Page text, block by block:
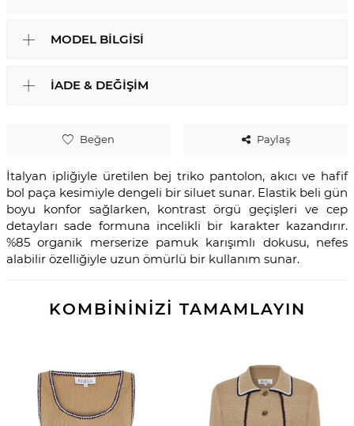
Beğen Paylaş
İtalyan ipliğiyle üretilen bej triko pantolon, akıcı ve hafif
bol paça kesimiyle dengeli bir siluet sunar. Elastik beli gün
boyu konfor sağlarken, kontrast örgü geçişleri ve cep
detayları sade formuna incelikli bir karakter kazandırır.
%85 organik merserize pamuk karışımlı dokusu, nefes
alabilir özelliğiyle uzun ömürlü bir kullanım sunar.
MODEL BILGISI
İADE & DEĞIŞIM
KOMBİNİNİZİ TAMAMLAYIN